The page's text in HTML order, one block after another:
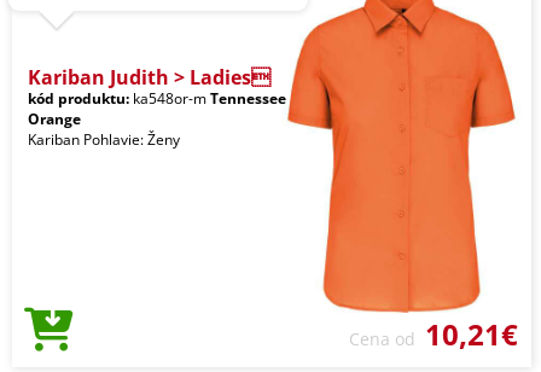
Kariban Judith > Ladies
kód produktu: ka548or-mTennessee
Orange
Kariban Pohlavie: Ženy
Cena od 10,21€